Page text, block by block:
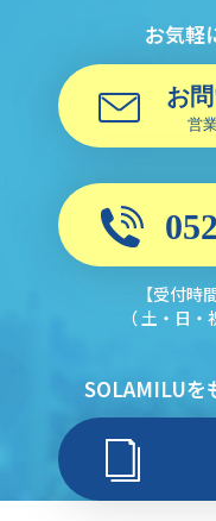
お気軽
【受付
（ 土・日
SOLAMILUを